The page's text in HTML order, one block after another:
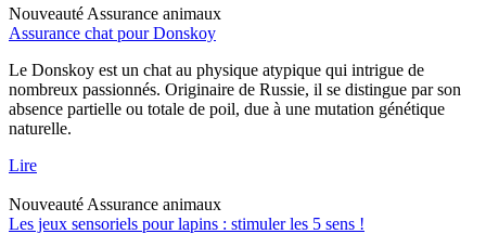
Nouveauté Assurance animaux
Assurance chat pour Donskoy
Le Donskoy est un chat au physique atypique qui intrigue de
nombreux passionnés. Originaire de Russie, il se distingue par son
absence partielle ou totale de poil, due à une mutation génétique
naturelle.
Lire
Nouveauté Assurance animaux
Les jeux sensoriels pour lapins : stimuler les 5 sens !